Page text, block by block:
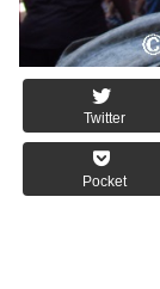
Twitter
Pocket